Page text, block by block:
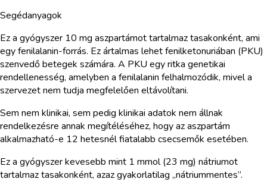
Segédanyagok
Ez a gyógyszer 10 mg aszpartámot tartalmaz tasakonként, ami
egy fenilalanin-forrás. Ez ártalmas lehet fenilketonuriában (PKU)
szenvedő betegek számára. A PKU egy ritka genetikai
rendellenesség, amelyben a fenilalanin felhalmozódik, mivel a
szervezet nem tudja megfelelően eltávolítani.
Sem nem klinikai, sem pedig klinikai adatok nem állnak
rendelkezésre annak megítéléséhez, hogy az aszpartám
alkalmazható-e 12 hetesnél fiatalabb csecsemők esetében.
Ez a gyógyszer kevesebb mint 1 mmol (23 mg) nátriumot
tartalmaz tasakonként, azaz gyakorlatilag „nátriummentes”.